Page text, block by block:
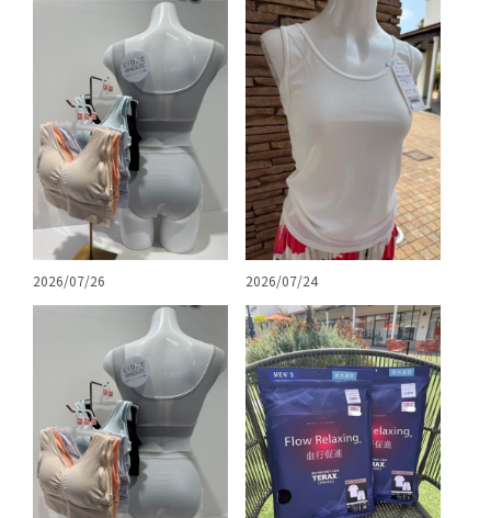
2026/07/26 2026/07/24